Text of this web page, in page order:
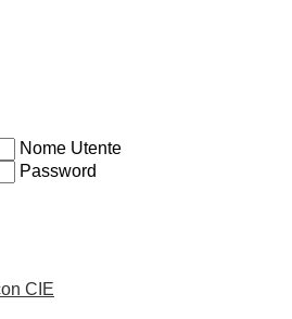
Nome Utente
Password
CIE